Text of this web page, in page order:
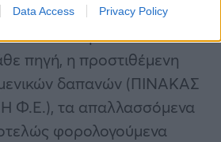
Data Access Privacy Policy
λαμβάνονται υπ’ όψιν
δηλωθέν
πηγή, η προστιθέμενη
δαπανών (ΠΙΝΑΚΑΣ
Φ.Ε.), τα απαλλασσόμενα
φορολογούμενα